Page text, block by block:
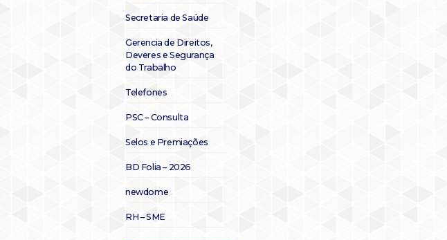
Secretaria de Saúde
Gerencia de Direitos,
Deveres e Segurança
do Trabalho
Telefones
PSC – Consulta
Selos e Premiações
BD Folia – 2026
newdome
RH – SME